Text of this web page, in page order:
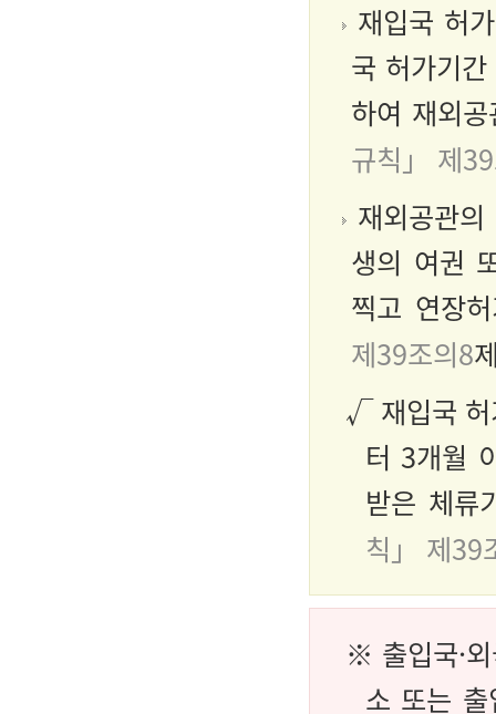
재입국 허
국 허가기
하여 재외
규칙」 제
재외공관
생의 여권
찍고 연장
제39조의8
√ 재입국 허
터 3개월
받은 체류
칙」 제39
※ 출입국·
소 또는 출